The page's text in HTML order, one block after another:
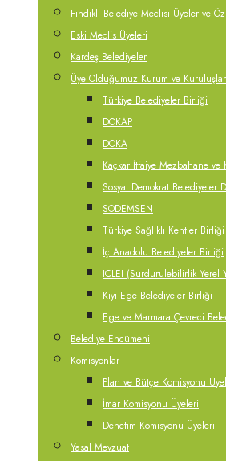
Fındıklı Belediye Meclisi Üyeler ve
Eski Meclis Üyeleri
Kardeş Belediyeler
Üye Olduğumuz Kurum ve Kuruluşlar
Türkiye Belediyeler Birliği
DOKAP
DOKA
Kaçkar İtfaiye Mezbahane ve
Sosyal Demokrat Belediyeler
SODEMSEN
Türkiye Sağlıklı Kentler Birliği
İç Anadolu Belediyeler Birliği
ICLEI (Sürdürülebilirlik Yerel
Kıyı Ege Belediyeler Birliği
Ege ve Marmara Çevreci
Belediye Encümeni
Komisyonlar
Plan ve Bütçe Komisyonu
İmar Komisyonu Üyeleri
Denetim Komisyonu Üyeleri
Yasal Mevzuat